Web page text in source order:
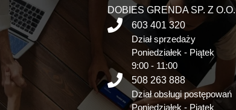
DOBIES GRENDA SP. Z O.O.
603 401 320
Dział sprzedaży
Poniedziałek - Piątek
9:00 - 11:00
508 263 888
Dział obsługi postępowań
Poniedziałek - Piątek